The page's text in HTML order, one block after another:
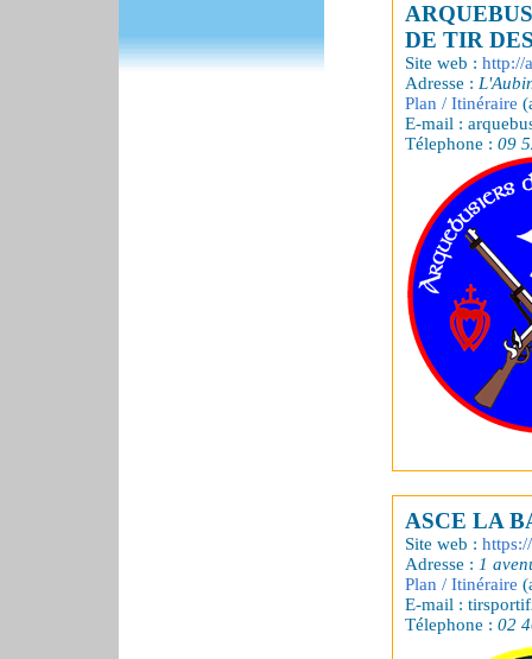
DE TIR
Site web : http://
Adresse :
Plan / Itinéraire
E-mail :
Télephone : 09
ASCE LA
Site web :
Adresse : 1
Plan / Itinéraire
E-mail :
Télephone : 02